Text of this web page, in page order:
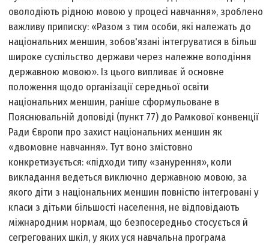
оволодіють рідною мовою у процесі навчання», зроблено
важливу приписку: «Разом з тим особи, які належать до
національних меншин, зобов'язані інтегруватися в більш
широке суспільство держави через належне володіння
державною мовою». Із цього випливає й основне
положення щодо організації середньої освіти
національних меншин, раніше сформульоване в
Пояснювальній доповіді (пункт 77) до Рамкової конвенції
Ради Європи про захист національних меншин як
«двомовне навчання». Тут воно змістовно
конкретизується: «підходи типу «занурення», коли
викладання ведеться виключно державною мовою, за
якого діти з національних меншин повністю інтегровані у
класи з дітьми більшості населення, не відповідають
міжнародним нормам, що безпосередньо стосується й
сегрегованих шкіл, у яких уся навчальна програма